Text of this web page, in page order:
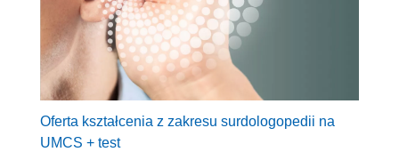
Oferta kształcenia z zakresu surdologopedii na
UMCS + test